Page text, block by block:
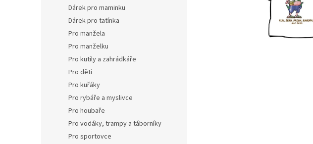
Dárek pro maminku
Dárek pro tatínka
Pro manžela
Pro manželku
Pro kutily a zahrádkáře
Pro děti
Pro kuřáky
Pro rybáře a myslivce
Pro houbaře
Pro vodáky, trampy a táborníky
Pro sportovce